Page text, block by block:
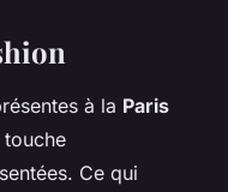
à la Paris
Ce qui